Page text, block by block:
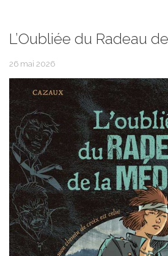
L’Oubliée du Radeau
26 mai 2026